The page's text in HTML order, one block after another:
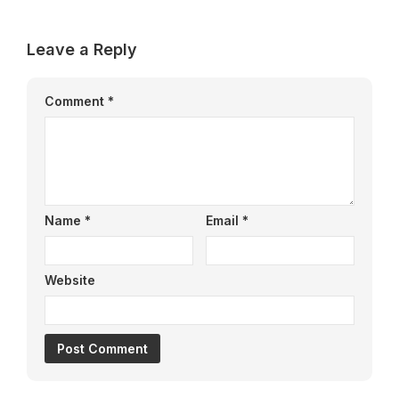
Leave a Reply
Comment *
Name * Email *
Website